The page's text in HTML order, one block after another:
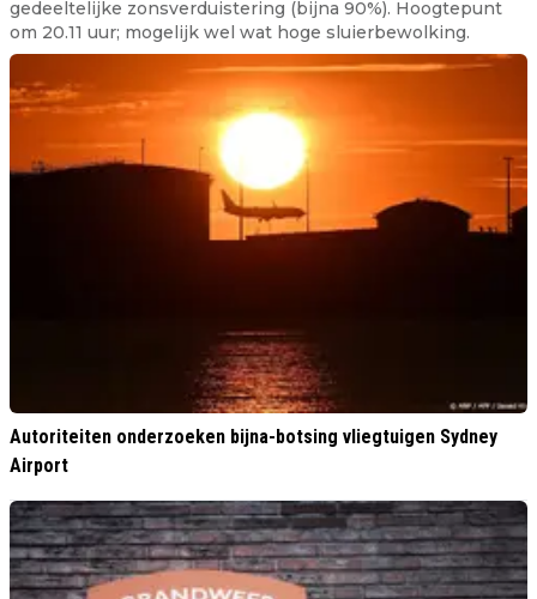
gedeeltelijke zonsverduistering (bijna 90%). Hoogtepunt
om 20.11 uur; mogelijk wel wat hoge sluierbewolking.
Autoriteiten onderzoeken bijna-botsing vliegtuigen Sydney
Airport